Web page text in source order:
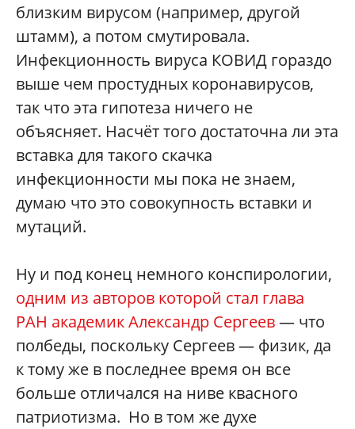
близким вирусом (например, другой
штамм), а потом смутировала.
Инфекционность вируса КОВИД гораздо
выше чем простудных коронавирусов,
так что эта гипотеза ничего не
объясняет. Насчёт того достаточна ли эта
вставка для такого скачка
инфекционности мы пока не знаем,
думаю что это совокупность вставки и
мутаций.
Ну и под конец немного конспирологии,
одним из авторов которой стал глава
РАН академик Александр Сергеев— что
полбеды, поскольку Сергеев — физик, да
к тому же в последнее время он все
больше отличался на ниве квасного
патриотизма. Но в том же духе